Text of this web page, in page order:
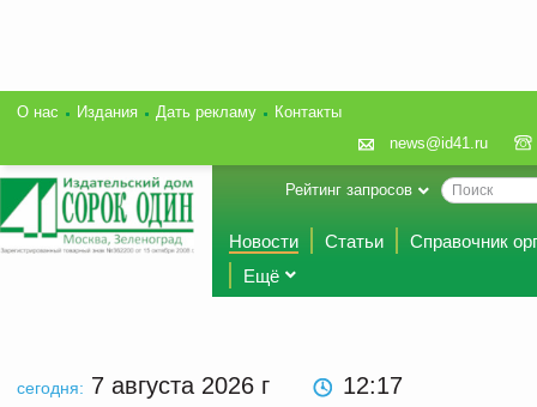
О нас Издания Дать рекламу
Контакты
news@id41.ru
Рейтинг запросов
Новости Статьи
Справочник
Ещё
сегодня: 7 августа 2026 г 12 17